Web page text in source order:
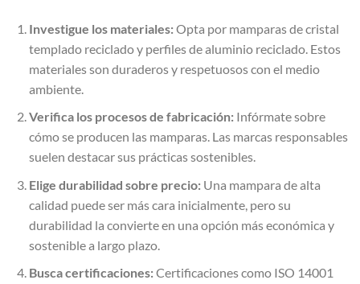
Investigue los materiales:Opta por mamparas de cristal
templado reciclado y perfiles de aluminio reciclado. Estos
materiales son duraderos y respetuosos con el medio
ambiente.
Verifica los procesos de fabricación:Infórmate sobre
cómo se producen las mamparas. Las marcas responsables
suelen destacar sus prácticas sostenibles.
Elige durabilidad sobre precio:Una mampara de alta
calidad puede ser más cara inicialmente, pero su
durabilidad la convierte en una opción más económica y
sostenible a largo plazo.
Busca certificaciones:Certificaciones como ISO 14001